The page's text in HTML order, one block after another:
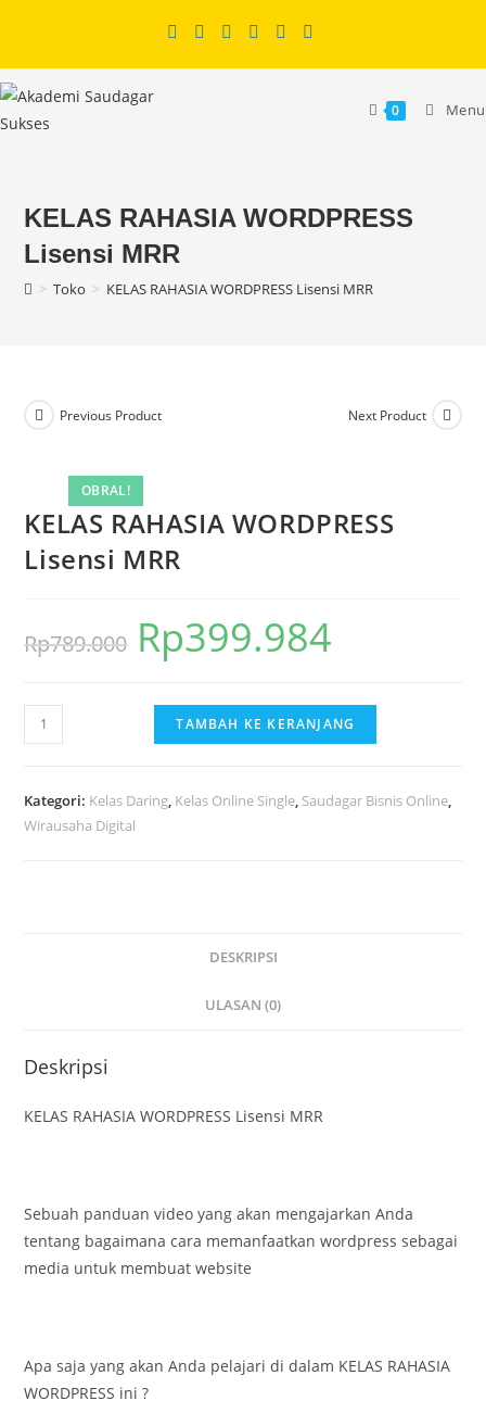
content
0 Menu
KELAS RAHASIA WORDPRESS
Lisensi MRR
> Toko > KELAS RAHASIA WORDPRESS Lisensi MRR
OBRAL!
Previous Product Next Product
KELAS RAHASIA WORDPRESS
Lisensi MRR
Rp789.000
Harga
aslinya
adalah:
Rp789.000.
Rp399.984
ini
adalah:
Kuantitas
KELAS
WORDPRESS
Lisensi
TAMBAH KE KERANJANG
Kategori: Kelas Daring Kelas Online Single Saudagar Bisnis Online
Wirausaha Digital
DESKRIPSI
ULASAN (0)
Deskripsi
KELAS RAHASIA WORDPRESS Lisensi MRR
Sebuah panduan video yang akan mengajarkan Anda
tentang bagaimana cara memanfaatkan wordpress sebagai
media untuk membuat website
Apa saja yang akan Anda pelajari di dalam KELAS RAHASIA
WORDPRESS ini ?